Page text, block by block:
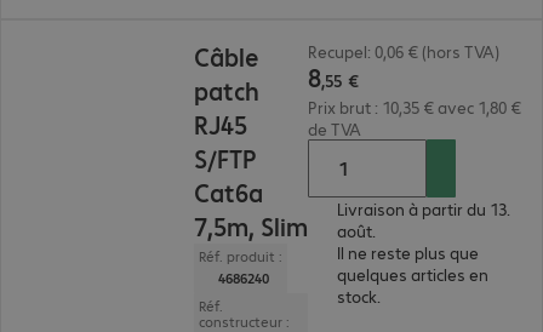
Câble
patch
RJ45
S/FTP
Cat6a
7,5m, Slim
Réf. produit :
4686240
Réf.
constructeur :
Recupel: 0,06 € (hors TVA)
8,55 €
Prix brut : 10,35 € avec 1,80 €
de TVA
Livraison à partir du 13.
août.
Il ne reste plus que
quelques articles en
stock.